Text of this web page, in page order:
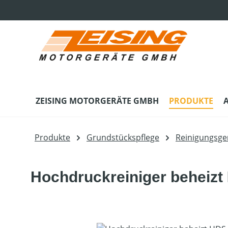
ZEISING MOTORGERÄTE GMBH PRODUKTE
Produkte Grundstückspflege
Hochdruckreiniger beheizt